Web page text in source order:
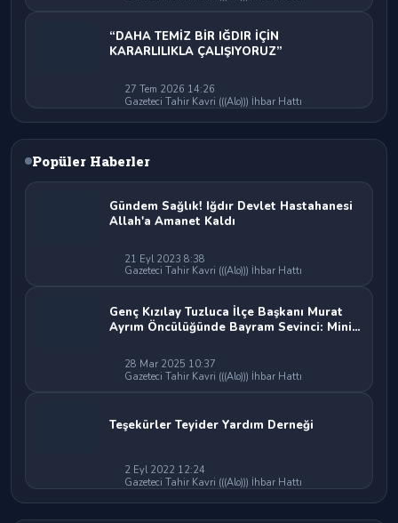
“DAHA TEMİZ BİR IĞDIR İÇİN
KARARLILIKLA ÇALIŞIYORUZ”
27 Tem 2026 14:26
Gazeteci Tahir Kavri (((Alo))) İhbar Hattı
Popüler Haberler
Gündem Sağlık! Iğdır Devlet Hastahanesi
Allah'a Amanet Kaldı
21 Eyl 2023 8:38
Gazeteci Tahir Kavri (((Alo))) İhbar Hattı
Genç Kızılay Tuzluca İlçe Başkanı Murat
Ayrım Öncülüğünde Bayram Sevinci: Minik
28 Mar 2025 10:37
Gazeteci Tahir Kavri (((Alo))) İhbar Hattı
Teşekürler Teyider Yardım Derneği
2 Eyl 2022 12:24
Gazeteci Tahir Kavri (((Alo))) İhbar Hattı